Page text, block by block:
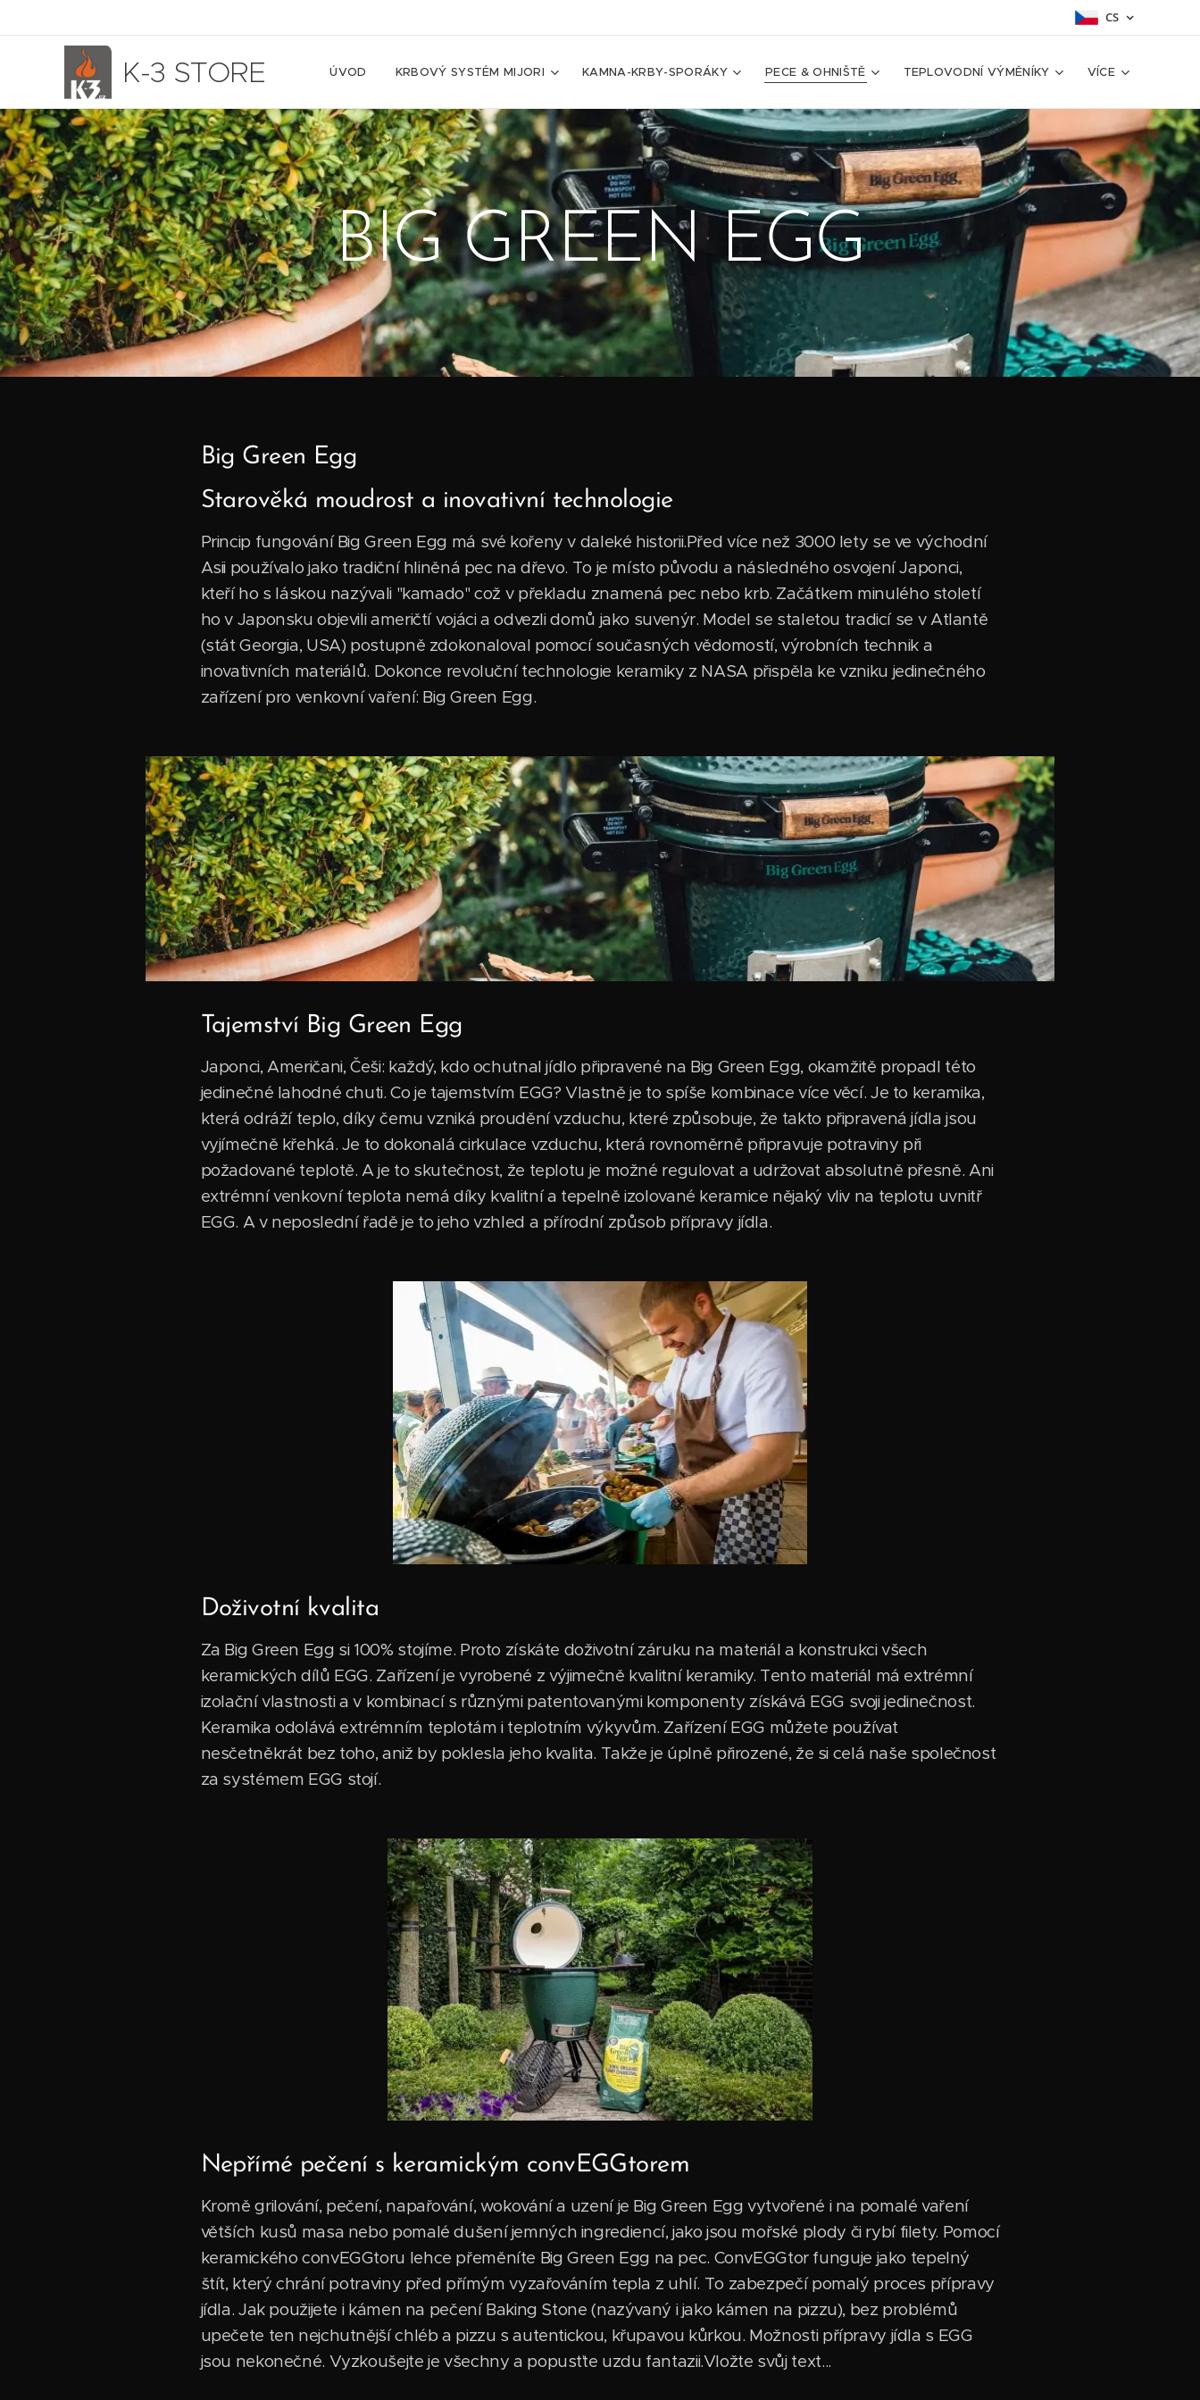
CS
K-3 STORE ÚVOD KRBOVÝ SYSTÉM MIJORI KAMNA-KRBY-SPORÁKY PECE & OHNIŠTĚ TEPLOVODNÍ VÝMĚNÍKY VÍCE
BIG GREEN EGG
Big Green Egg
Starověká moudrost a inovativní technologie
Princip fungování Big Green Egg má své kořeny v daleké historii.Před více než 3000 lety se ve východní
Asii používalo jako tradiční hliněná pec na dřevo. To je místo původu a následného osvojení Japonci,
kteří ho s láskou nazývali "kamado" což v překladu znamená pec nebo krb. Začátkem minulého století
ho v Japonsku objevili američtí vojáci a odvezli domů jako suvenýr. Model se staletou tradicí se v Atlantě
(stát Georgia, USA) postupně zdokonaloval pomocí současných vědomostí, výrobních technik a
inovativních materiálů. Dokonce revoluční technologie keramiky z NASA přispěla ke vzniku jedinečného
zařízení pro venkovní vaření: Big Green Egg.
Tajemství Big Green Egg
Japonci, Američani, Češi: každý, kdo ochutnal jídlo připravené na Big Green Egg, okamžitě propadl této
jedinečné lahodné chuti. Co je tajemstvím EGG? Vlastně je to spíše kombinace více věcí. Je to keramika,
která odráží teplo, díky čemu vzniká proudění vzduchu, které způsobuje, že takto připravená jídla jsou
vyjímečně křehká. Je to dokonalá cirkulace vzduchu, která rovnoměrně připravuje potraviny při
požadované teplotě. A je to skutečnost, že teplotu je možné regulovat a udržovat absolutně přesně. Ani
extrémní venkovní teplota nemá díky kvalitní a tepelně izolované keramice nějaký vliv na teplotu uvnitř
EGG. A v neposlední řadě je to jeho vzhled a přírodní způsob přípravy jídla.
Doživotní kvalita
Za Big Green Egg si 100% stojíme. Proto získáte doživotní záruku na materiál a konstrukci všech
keramických dílů EGG. Zařízení je vyrobené z výjimečně kvalitní keramiky. Tento materiál má extrémní
izolační vlastnosti a v kombinací s různými patentovanými komponenty získává EGG svoji jedinečnost.
Keramika odolává extrémním teplotám i teplotním výkyvům. Zařízení EGG můžete používat
nesčetněkrát bez toho, aniž by poklesla jeho kvalita. Takže je úplně přirozené, že si celá naše společnost
za systémem EGG stojí.
Nepřímé pečení s keramickým convEGGtorem
Kromě grilování, pečení, napařování, wokování a uzení je Big Green Egg vytvořené i na pomalé vaření
větších kusů masa nebo pomalé dušení jemných ingrediencí, jako jsou mořské plody či rybí filety. Pomocí
keramického convEGGtoru lehce přeměníte Big Green Egg na pec. ConvEGGtor funguje jako tepelný
štít, který chrání potraviny před přímým vyzařováním tepla z uhlí. To zabezpečí pomalý proces přípravy
jídla. Jak použijete i kámen na pečení Baking Stone (nazývaný i jako kámen na pizzu), bez problémů
upečete ten nejchutnější chléb a pizzu s autentickou, křupavou kůrkou. Možnosti přípravy jídla s EGG
jsou nekonečné. Vyzkoušejte je všechny a popusťte uzdu fantazii.Vložte svůj text...